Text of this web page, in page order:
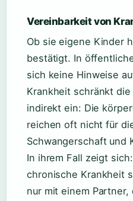
Vereinbarkeit von
Ob sie eigene Kinder
bestätigt. In
sich keine Hinweise
Krankheit schränkt die
indirekt ein: Die
reichen oft nicht für
Schwangerschaft und
In ihrem Fall zeigt
chronische Krankheit
nur mit einem